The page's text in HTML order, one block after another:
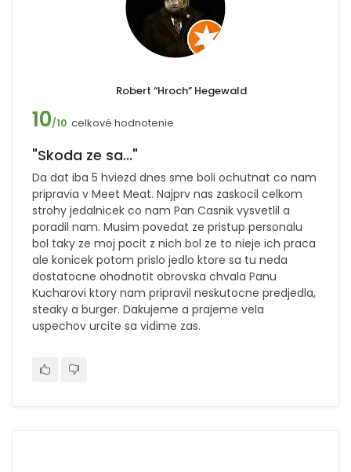
Robert “Hroch” Hegewald
10/10 celkové hodnotenie
"Skoda ze sa..."
Da dat iba 5 hviezd dnes sme boli ochutnat co nam
pripravia v Meet Meat. Najprv nas zaskocil celkom
strohy jedalnicek co nam Pan Casnik vysvetlil a
poradil nam. Musim povedat ze pristup personalu
bol taky ze moj pocit z nich bol ze to nieje ich praca
ale konicek potom prislo jedlo ktore sa tu neda
dostatocne ohodnotit obrovska chvala Panu
Kucharovi ktory nam pripravil neskutocne predjedla,
steaky a burger. Dakujeme a prajeme vela
uspechov urcite sa vidime zas.